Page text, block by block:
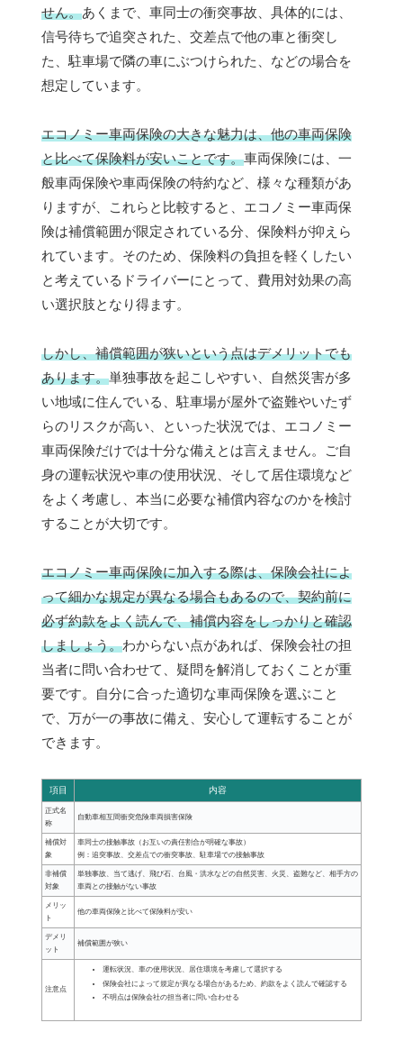
せん。あくまで、車同士の衝突事故、具体的には、
信号待ちで追突された、交差点で他の車と衝突し
た、駐車場で隣の車にぶつけられた、などの場合を
想定しています。
エコノミー車両保険の大きな魅力は、他の車両保険
と比べて保険料が安いことです。車両保険には、一
般車両保険や車両保険の特約など、様々な種類があ
りますが、これらと比較すると、エコノミー車両保
険は補償範囲が限定されている分、保険料が抑えら
れています。そのため、保険料の負担を軽くしたい
と考えているドライバーにとって、費用対効果の高
い選択肢となり得ます。
しかし、補償範囲が狭いという点はデメリットでも
あります。単独事故を起こしやすい、自然災害が多
い地域に住んでいる、駐車場が屋外で盗難やいたず
らのリスクが高い、といった状況では、エコノミー
車両保険だけでは十分な備えとは言えません。ご自
身の運転状況や車の使用状況、そして居住環境など
をよく考慮し、本当に必要な補償内容なのかを検討
することが大切です。
エコノミー車両保険に加入する際は、保険会社によ
って細かな規定が異なる場合もあるので、契約前に
必ず約款をよく読んで、補償内容をしっかりと確認
しましょう。わからない点があれば、保険会社の担
当者に問い合わせて、疑問を解消しておくことが重
要です。自分に合った適切な車両保険を選ぶこと
で、万が一の事故に備え、安心して運転することが
できます。
項目 内容
正式名
称
自動車相互間衝突危険車両損害保険
補償対
象
車同士の接触事故（お互いの責任割合が明確な事故）
例：追突事故、交差点での衝突事故、駐車場での接触事故
非補償
対象
単独事故、当て逃げ、飛び石、台風・洪水などの自然災害、火災、盗難など、相手方の
車両との接触がない事故
メリッ
ト
他の車両保険と比べて保険料が安い
デメリ
ット
補償範囲が狭い
注意点
運転状況、車の使用状況、居住環境を考慮して選択する
保険会社によって規定が異なる場合があるため、約款をよく読んで確認する
不明点は保険会社の担当者に問い合わせる